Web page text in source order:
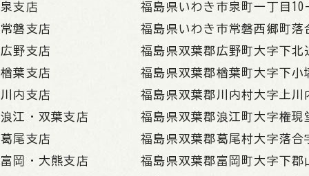
泉支店
福島県いわき市泉町一丁目
常磐支店
福島県いわき市常磐西郷町落
広野支店
福島県双葉郡広野町大字下北
楢葉支店
福島県双葉郡楢葉町大字下小
川内支店
福島県双葉郡川内村大字上川
浪江・双葉支店
福島県双葉郡浪江町大字権現
葛尾支店
福島県双葉郡葛尾村大字落合
富岡・大熊支店
福島県双葉郡富岡町大字下郡